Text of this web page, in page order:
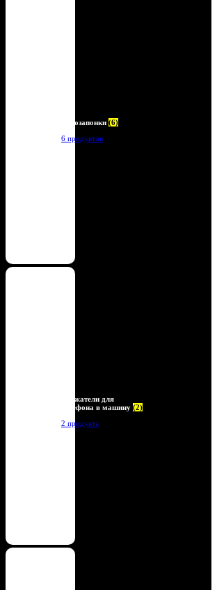
Автозапонки (6)
6 продуктов
Держатели для
телефона в машину (2)
2 продукта